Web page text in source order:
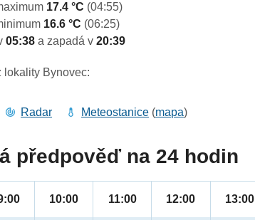
17.4 °C (04:55)
16.6 °C (06:25)
05:38a zapadá v20:39
lokality Bynovec:
Radar Meteostanice (mapa)
předpověď na 24 hodin
10:00 11:00 12:00 13:00